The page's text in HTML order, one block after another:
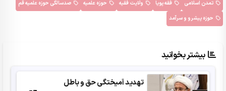
تمدن اسلامی
فقه پویا ولایت فقیه حوزه علمیه
صدسالگی حوزه علمیه قم
حوزه پیشرو و سرآمد
بیشتر بخوانید
تهدید آمیختگی حق و باطل